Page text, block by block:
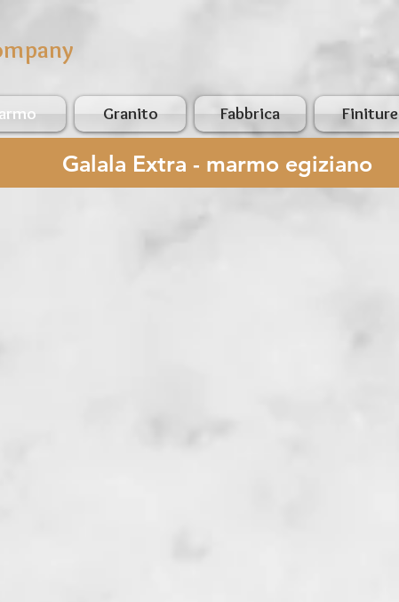
Galala Extra - marmo egiziano
Granito Fabbrica Finiture